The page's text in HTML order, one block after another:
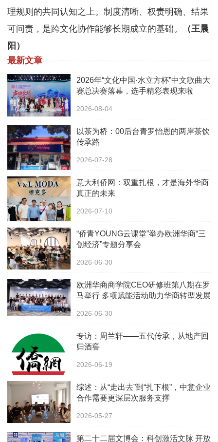
理规则的共同认知之上。制度清晰、权责明确、结果
可问责，是跨文化协作能够长期成立的基础。
（王晨
阳）
最新文章
2026年“文化中国·水立方杯”中文歌曲大
赛总决赛落幕，选手精彩表现来啦
2026-08-04
以茶为桥：00后台青罗怡恩的两岸茶饮
传承路
2026-07-28
意大利侨网：双重扎根，才是海外华商
真正的未来
2026-07-10
“侨青YOUNG云课堂”举办欧洲华商“三
创经济”专题分享会
2026-06-30
欧洲华商商学院CEO研修班第八期在罗
马举行 多项赋能活动助力华商转型发展
2026-06-30
专访：周兰轩——五代传承，从地产回
归酒窖
2026-06-19
综述：从“走出去”到“扎下根”，中意企业
合作需要更深层次服务支撑
2026-05-27
第二十二届文博会：科创激活文脉 开放